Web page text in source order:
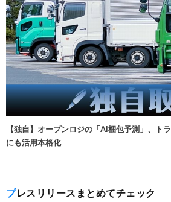
【独自】オープンロジの「AI梱包予測」、ト
にも活用本格化
プレスリリースまとめてチェック